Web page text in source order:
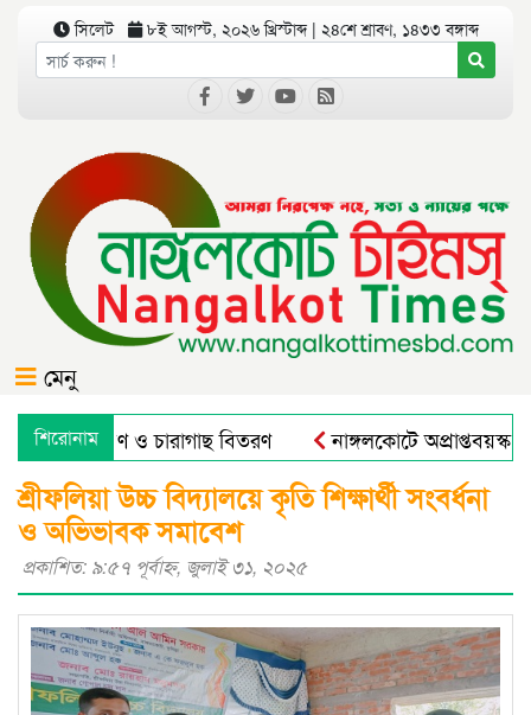
সিলেট ৮ই আগস্ট, ২০২৬ খ্রিস্টাব্দ | ২৪শে শ্রাবণ, ১৪৩৩ বঙ্গাব্দ
মেনু
শিরোনাম
বৃক্ষরোপণ ও চারাগাছ বিতরণ নাঙ্গলকোটে অপ্রাপ্তবয়স্ক
শ্রীফলিয়া উচ্চ বিদ্যালয়ে কৃতি শিক্ষার্থী সংবর্ধনা
ও অভিভাবক সমাবেশ
প্রকাশিত: ৯:৫৭ পূর্বাহ্ণ, জুলাই ৩১, ২০২৫